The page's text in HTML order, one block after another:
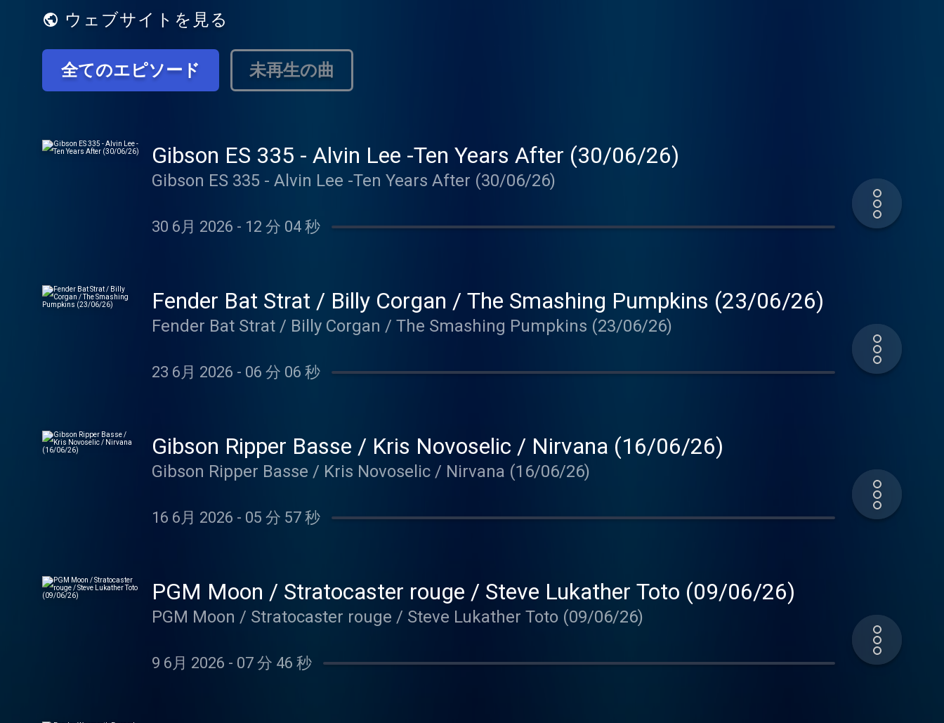
ウェブサイトを見る
全てのエピソード 未再生の曲
Gibson ES 335 - Alvin Lee -Ten Years After (30/06/26)
Gibson ES 335 - Alvin Lee -Ten Years After (30/06/26)
30 6月 2026 - 12 分 04 秒
Fender Bat Strat / Billy Corgan / The Smashing Pumpkins (23/06/26)
Fender Bat Strat / Billy Corgan / The Smashing Pumpkins (23/06/26)
23 6月 2026 - 06 分 06 秒
Gibson Ripper Basse / Kris Novoselic / Nirvana (16/06/26)
Gibson Ripper Basse / Kris Novoselic / Nirvana (16/06/26)
16 6月 2026 - 05 分 57 秒
PGM Moon / Stratocaster rouge / Steve Lukather Toto (09/06/26)
PGM Moon / Stratocaster rouge / Steve Lukather Toto (09/06/26)
9 6月 2026 - 07 分 46 秒